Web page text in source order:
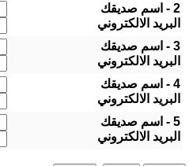
2 - اسم صديقك
البريد الالكتروني
3 - اسم صديقك
البريد الالكتروني
4 - اسم صديقك
البريد الالكتروني
5 - اسم صديقك
البريد الالكتروني